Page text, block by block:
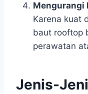
Mengurangi
Karena kuat
baut rooftop
perawatan
Jenis-